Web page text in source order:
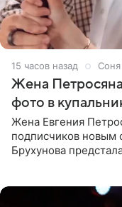
15 часов назад
Жена
фото в
Жена Евгения
подписчиков новым
Брухунова